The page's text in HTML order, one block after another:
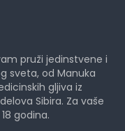
pruži jedinstvene i
sveta, od Manuka
gljiva iz
Sibira. Za vaše
godina.